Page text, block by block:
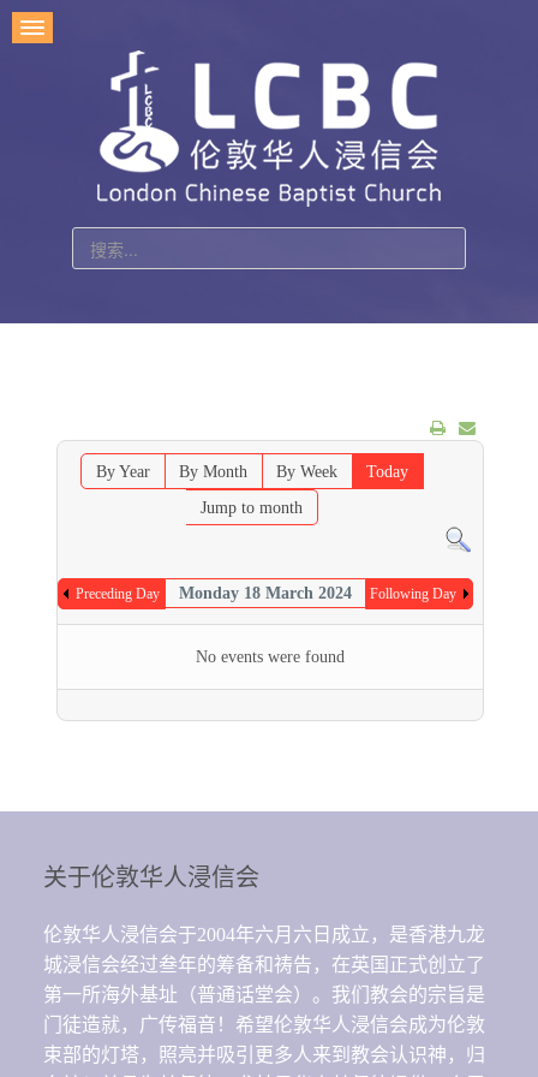
内
By Year By Month By Week
Today
Jump to month
Preceding Day Monday 18 March 2024 Following Day
No events were found
关于伦敦华人浸信会
伦敦华人浸信会于2004年六月六日成立，是香港九龙
城浸信会经过叁年的筹备和祷告，在英国正式创立了
第一所海外基址（普通话堂会）。我们教会的宗旨是
门徒造就，广传福音！希望伦敦华人浸信会成为伦敦
束部的灯塔，照亮并吸引更多人来到教会认识神，归